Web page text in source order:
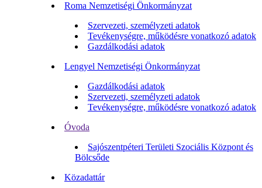
Roma Nemzetiségi Önkormányzat
Szervezeti, személyzeti adatok
Tevékenységre, működésre vonatkozó adatok
Gazdálkodási adatok
Lengyel Nemzetiségi Önkormányzat
Gazdálkodási adatok
Szervezeti, személyzeti adatok
Tevékenységre, működésre vonatkozó adatok
Óvoda
Sajószentpéteri Területi Szociális Központ és
Bölcsőde
Közadattár